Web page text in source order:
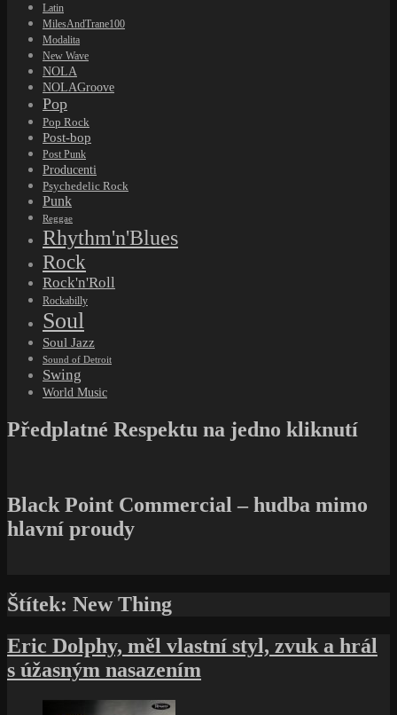
Latin
MilesAndTrane100
Modalita
New Wave
NOLA
NOLAGroove
Pop
Pop Rock
Post-bop
Post Punk
Producenti
Psychedelic Rock
Punk
Reggae
Rhythm'n'Blues
Rock
Rock'n'Roll
Rockabilly
Soul
Soul Jazz
Sound of Detroit
Swing
World Music
Předplatné Respektu na jedno kliknutí
Black Point Commercial – hudba mimo
hlavní proudy
Štítek: New Thing
Eric Dolphy, měl vlastní styl, zvuk a hrál
s úžasným nasazením